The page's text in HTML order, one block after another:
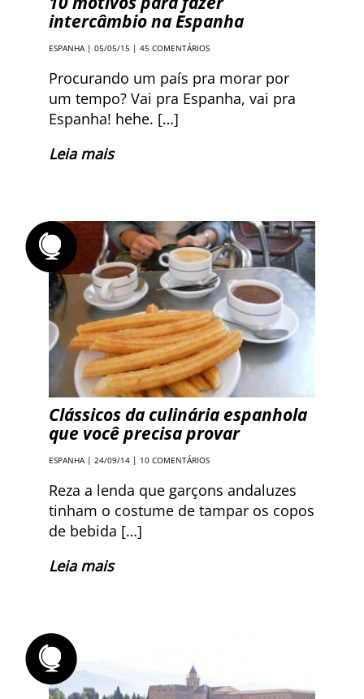
intercâmbio na Espanha
ESPANHA | 05/05/15 | 45 COMENTÁRIOS
Procurando um país pra morar por
um tempo? Vai pra Espanha, vai pra
Espanha! hehe. […]
Leia mais
Clássicos da culinária espanhola
que você precisa provar
ESPANHA| 24/09/14 | 10 COMENTÁRIOS
Reza a lenda que garçons andaluzes
tinham o costume de tampar os copos
de bebida […]
Leia mais